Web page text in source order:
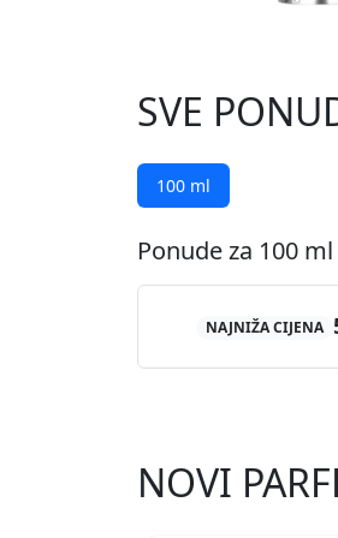
SVE
100 ml
Ponude za 100 ml
NAJNIŽA CIJENA
NOVI